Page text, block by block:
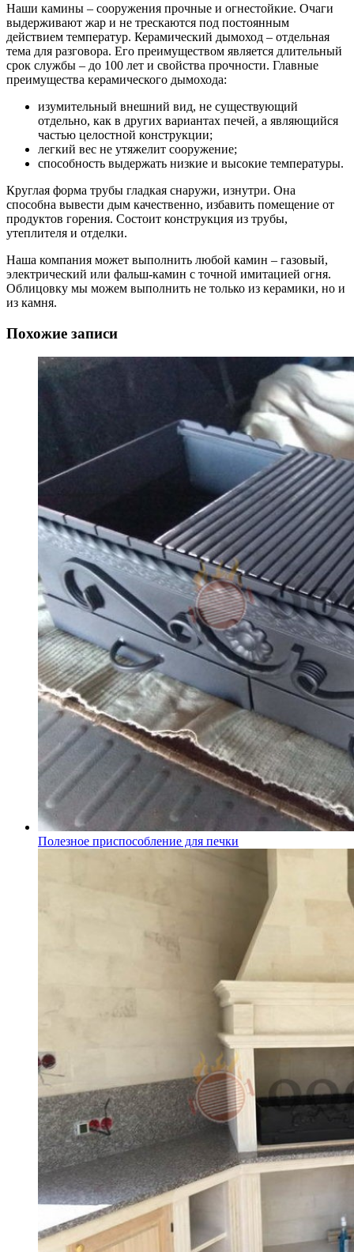
Наши камины – сооружения прочные и огнестойкие. Очаги
выдерживают жар и не трескаются под постоянным
действием температур. Керамический дымоход – отдельная
тема для разговора. Его преимуществом является длительный
срок службы – до 100 лет и свойства прочности. Главные
преимущества керамического дымохода:
изумительный внешний вид, не существующий
отдельно, как в других вариантах печей, а являющийся
частью целостной конструкции;
легкий вес не утяжелит сооружение;
способность выдержать низкие и высокие температуры.
Круглая форма трубы гладкая снаружи, изнутри. Она
способна вывести дым качественно, избавить помещение от
продуктов горения. Состоит конструкция из трубы,
утеплителя и отделки.
Наша компания может выполнить любой камин – газовый,
электрический или фальш-камин с точной имитацией огня.
Облицовку мы можем выполнить не только из керамики, но и
из камня.
Похожие записи
Полезное приспособление для печки